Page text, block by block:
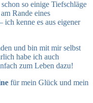
so einige Tiefschläge
Rande eines
kenne es aus eigener
und bin mit mir selbst
habe ich auch
zum Leben dazu!
für mein Glück und mein